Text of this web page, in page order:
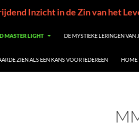
Inzicht in de Zin van het
MASTER LIGHT DE MYSTIEKE LERINGEN VAN
ZIEN ALS EEN KANS VOOR IEDEREEN HOME